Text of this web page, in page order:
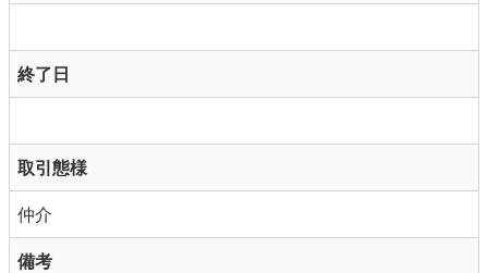
終了日
取引態様
仲介
備考